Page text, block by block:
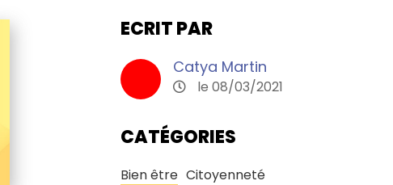
ECRIT PAR
Catya Martin
le 08/03/2021
CATÉGORIES
Bien être Citoyenneté